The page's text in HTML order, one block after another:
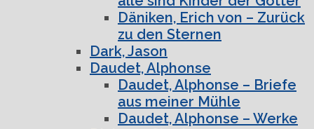
Däniken, Erich von – Zurück
zu den Sternen
Dark, Jason
Daudet, Alphonse
Daudet, Alphonse – Briefe
aus meiner Mühle
Daudet, Alphonse – Werke